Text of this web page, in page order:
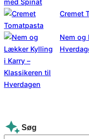
Cremet
Nem og
Søg